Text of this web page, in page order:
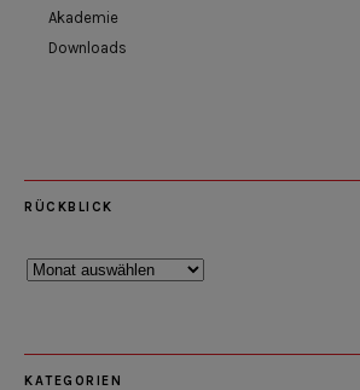
Akademie
Downloads
RÜCKBLICK
Rückblick
KATEGORIEN